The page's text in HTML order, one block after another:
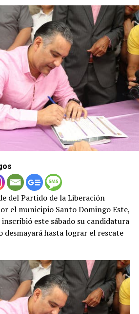
del Partido de la Liberación
el municipio Santo Domingo Este,
este sábado su candidatura
desmayará hasta lograr el rescate